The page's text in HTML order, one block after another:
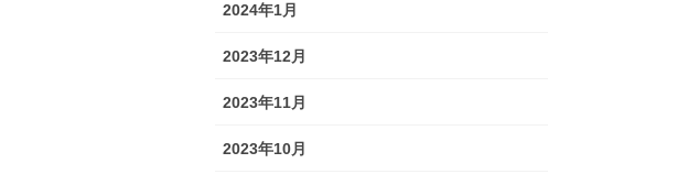
2024年1月
2023年12月
2023年11月
2023年10月